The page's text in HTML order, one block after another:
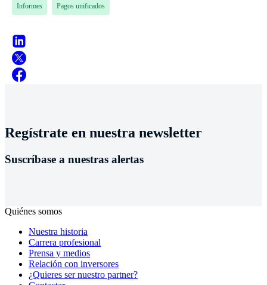
Informes Pagos unificados
Regístrate en nuestra newsletter
Suscríbase a nuestras alertas
Quiénes somos
Nuestra historia
Carrera profesional
Prensa y medios
Relación con inversores
¿Quieres ser nuestro partner?